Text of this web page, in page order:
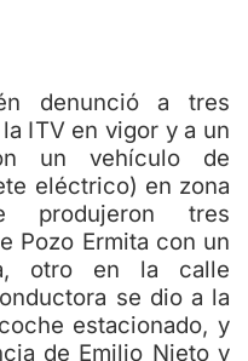
denunció a tres
ITV en vigor y a un
un vehículo de
eléctrico) en zona
produjeron tres
Pozo Ermita con un
otro en la calle
se dio a la
estacionado, y
de Emilio Nieto y